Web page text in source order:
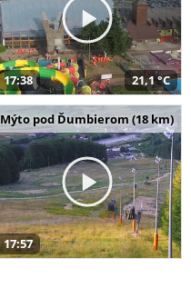
17:38 21,1 °C
Mýto pod Ďumbierom (18 km)
17:57